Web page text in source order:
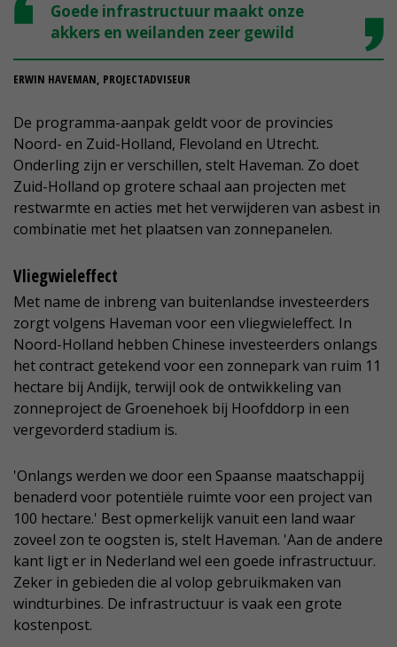
Goede infrastructuur maakt onze
akkers en weilanden zeer gewild
ERWIN HAVEMAN, PROJECTADVISEUR
De programma-aanpak geldt voor de provincies
Noord- en Zuid-Holland, Flevoland en Utrecht.
Onderling zijn er verschillen, stelt Haveman. Zo doet
Zuid-Holland op grotere schaal aan projecten met
restwarmte en acties met het verwijderen van asbest in
combinatie met het plaatsen van zonnepanelen.
Vliegwieleffect
Met name de inbreng van buitenlandse investeerders
zorgt volgens Haveman voor een vliegwieleffect. In
Noord-Holland hebben Chinese investeerders onlangs
het contract getekend voor een zonnepark van ruim 11
hectare bij Andijk, terwijl ook de ontwikkeling van
zonneproject de Groenehoek bij Hoofddorp in een
vergevorderd stadium is.
'Onlangs werden we door een Spaanse maatschappij
benaderd voor potentiële ruimte voor een project van
100 hectare.' Best opmerkelijk vanuit een land waar
zoveel zon te oogsten is, stelt Haveman. 'Aan de andere
kant ligt er in Nederland wel een goede infrastructuur.
Zeker in gebieden die al volop gebruikmaken van
windturbines. De infrastructuur is vaak een grote
kostenpost.